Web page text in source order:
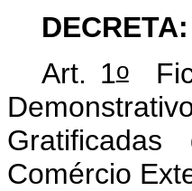
DECRETA:
Art. 1o
Comércio